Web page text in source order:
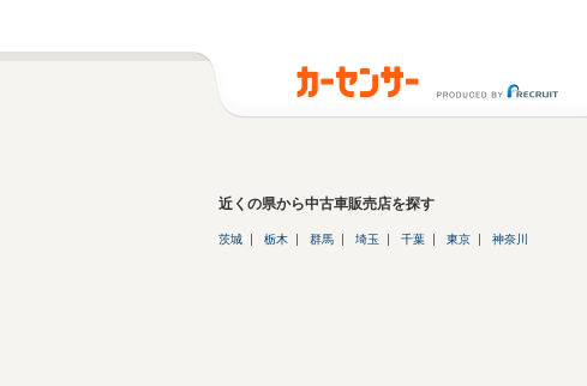
近くの県から中古車販売店を探す
茨城 栃木 群馬 埼玉 千葉 東京 神奈川